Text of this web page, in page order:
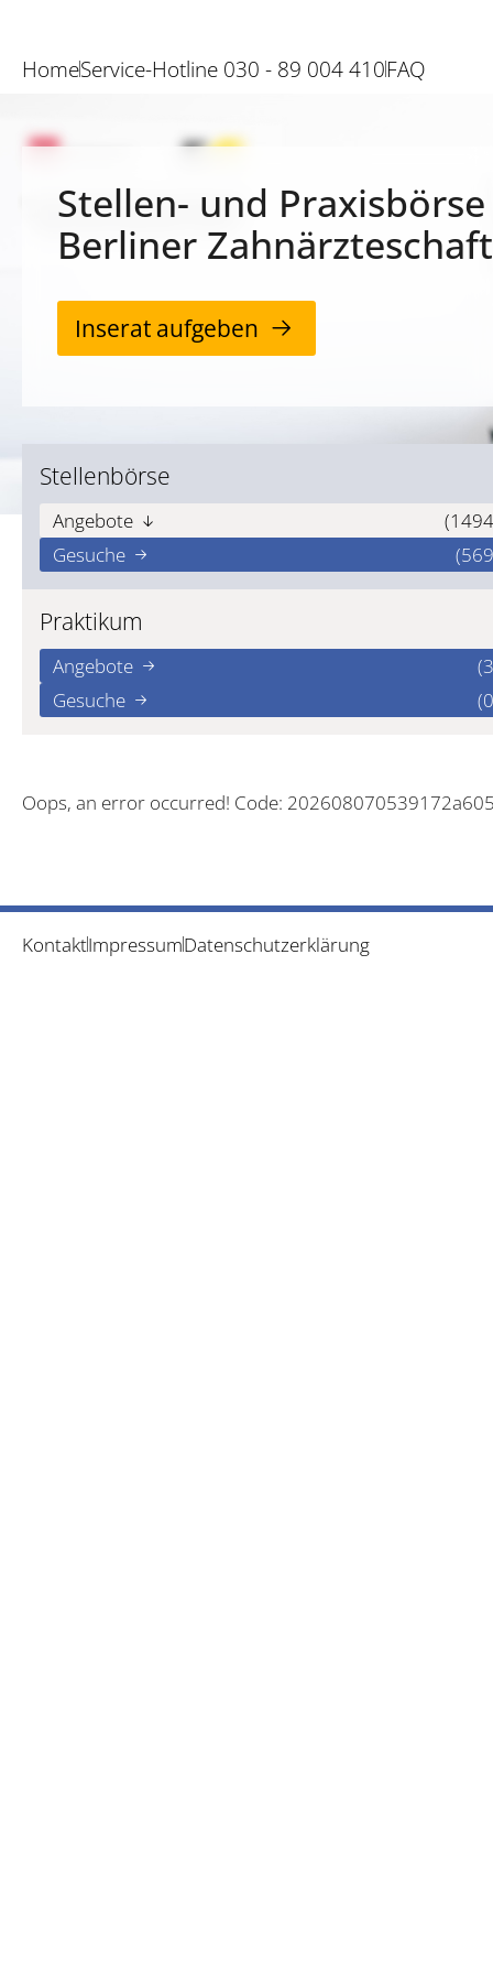
HomeService-Hotline 030 - 89 004 410FAQ
Stellen- und
Berliner Zahnärzteschaft
Inserat aufgeben
Stellenbörse
Angebote
Gesuche
Praktikum
Angebote
Gesuche
Oops, an error occurred! Code:
KontaktImpressumDatenschutzerklärung